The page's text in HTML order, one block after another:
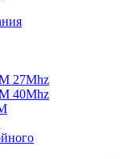
27Mhz
40Mhz